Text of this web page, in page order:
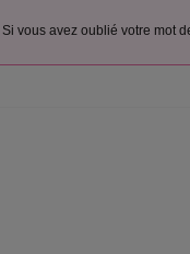
Si vous avez oublié votre mot